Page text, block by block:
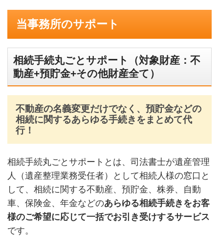
当事務所のサポート
相続手続丸ごとサポート（対象財産：不
動産+預貯金+その他財産全て）
不動産の名義変更だけでなく、預貯金などの
相続に関するあらゆる手続きをまとめて代
行！
相続手続丸ごとサポートとは、司法書士が遺産管理
人（遺産整理業務受任者）として相続人様の窓口と
して、相続に関する不動産、預貯金、株券、自動
車、保険金、年金などのあらゆる相続手続きをお客
様のご希望に応じて一括でお引き受けするサービス
です。